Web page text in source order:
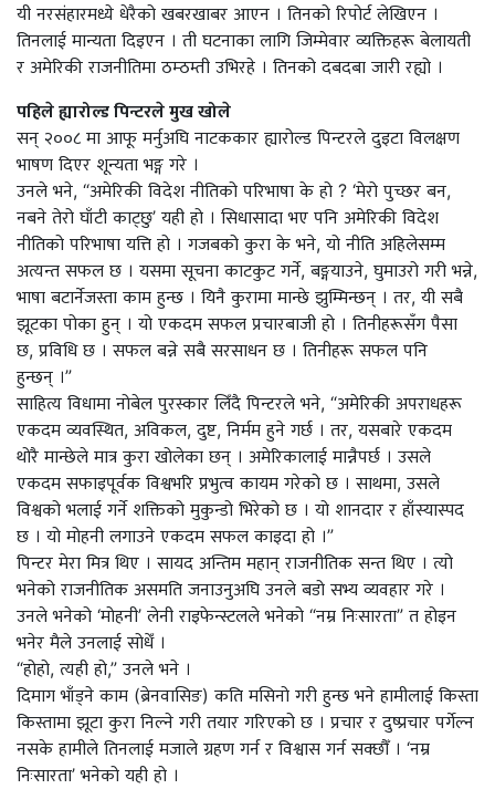
यी नरसंहारमध्ये धेरैको खबरखाबर आएन । तिनको रिपोर्ट लेखिएन ।
तिनलाई मान्यता दिइएन । ती घटनाका लागि जिम्मेवार व्यक्तिहरू बेलायती
र अमेरिकी राजनीतिमा ठम्ठम्ती उभिरहे । तिनको दबदबा जारी रह्यो ।
पहिले ह्यारोल्ड पिन्टरले मुख खोले
सन् २००८ मा आफू मर्नुअघि नाटककार ह्यारोल्ड पिन्टरले दुइटा विलक्षण
भाषण दिएर शून्यता भङ्ग गरे ।
उनले भने, “अमेरिकी विदेश नीतिको परिभाषा के हो ? ‘मेरो पुच्छर बन,
नबने तेरो घाँटी काट्छु’ यही हो । सिधासादा भए पनि अमेरिकी विदेश
नीतिको परिभाषा यत्ति हो । गजबको कुरा के भने, यो नीति अहिलेसम्म
अत्यन्त सफल छ । यसमा सूचना काटकुट गर्ने, बङ्गयाउने, घुमाउरो गरी भन्ने,
भाषा बटार्नेजस्ता काम हुन्छ । यिनै कुरामा मान्छे झुम्मिन्छन् । तर, यी सबै
झूटका पोका हुन् । यो एकदम सफल प्रचारबाजी हो । तिनीहरूसँग पैसा
छ, प्रविधि छ । सफल बन्ने सबै सरसाधन छ । तिनीहरू सफल पनि
हुन्छन् ।”
साहित्य विधामा नोबेल पुरस्कार लिँदै पिन्टरले भने, “अमेरिकी अपराधहरू
एकदम व्यवस्थित, अविकल, दुष्ट, निर्मम हुने गर्छ । तर, यसबारे एकदम
थोरै मान्छेले मात्र कुरा खोलेका छन् । अमेरिकालाई मान्नैपर्छ । उसले
एकदम सफाइपूर्वक विश्वभरि प्रभुत्व कायम गरेको छ । साथमा, उसले
विश्वको भलाई गर्ने शक्तिको मुकुन्डो भिरेको छ । यो शानदार र हाँस्यास्पद
छ । यो मोहनी लगाउने एकदम सफल काइदा हो ।”
पिन्टर मेरा मित्र थिए । सायद अन्तिम महान् राजनीतिक सन्त थिए । त्यो
भनेको राजनीतिक असमति जनाउनुअघि उनले बडो सभ्य व्यवहार गरे ।
उनले भनेको ‘मोहनी’ लेनी राइफेन्स्टलले भनेको “नम्र निःसारता” त होइन
भनेर मैले उनलाई सोधेँ ।
“होहो, त्यही हो,” उनले भने ।
दिमाग भाँड्ने काम (ब्रेनवासिङ) कति मसिनो गरी हुन्छ भने हामीलाई किस्ता
किस्तामा झूटा कुरा निल्ने गरी तयार गरिएको छ । प्रचार र दुष्प्रचार पर्गेल्न
नसके हामीले तिनलाई मजाले ग्रहण गर्न र विश्वास गर्न सक्छौँ । ‘नम्र
निःसारता’ भनेको यही हो ।